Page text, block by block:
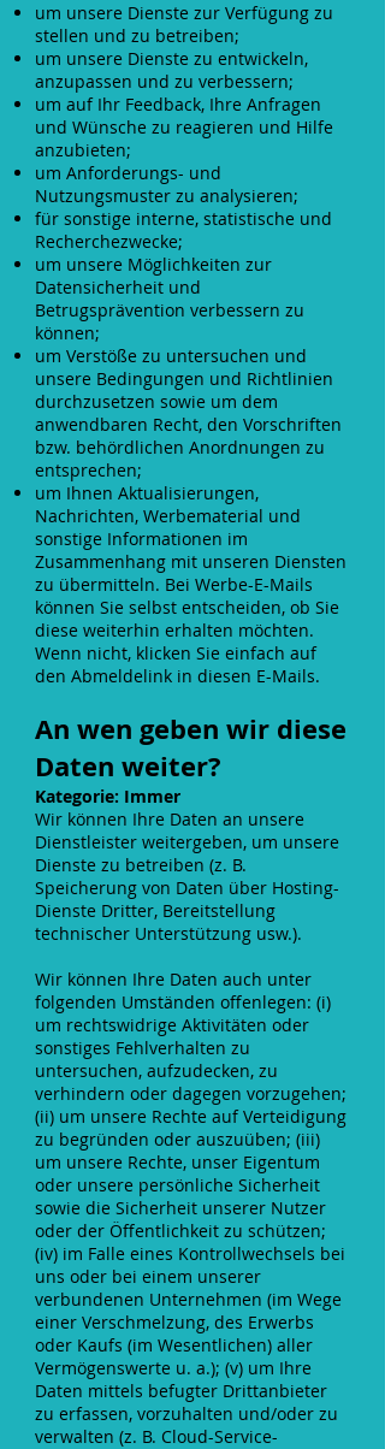
um unsere Dienste zur Verfügung zu
stellen und zu betreiben;
um unsere Dienste zu entwickeln,
anzupassen und zu verbessern;
um auf Ihr Feedback, Ihre Anfragen
und Wünsche zu reagieren und Hilfe
anzubieten;
um Anforderungs- und
Nutzungsmuster zu analysieren;
für sonstige interne, statistische und
Recherchezwecke;
um unsere Möglichkeiten zur
Datensicherheit und
Betrugsprävention verbessern zu
können;
um Verstöße zu untersuchen und
unsere Bedingungen und Richtlinien
durchzusetzen sowie um dem
anwendbaren Recht, den Vorschriften
bzw. behördlichen Anordnungen zu
entsprechen;
um Ihnen Aktualisierungen,
Nachrichten, Werbematerial und
sonstige Informationen im
Zusammenhang mit unseren Diensten
zu übermitteln. Bei Werbe-E-Mails
können Sie selbst entscheiden, ob Sie
diese weiterhin erhalten möchten.
Wenn nicht, klicken Sie einfach auf
den Abmeldelink in diesen E-Mails.
An wen geben wir diese
Daten weiter?
Kategorie: Immer
Wir können Ihre Daten an unsere
Dienstleister weitergeben, um unsere
Dienste zu betreiben (z. B.
Speicherung von Daten über Hosting-
Dienste Dritter, Bereitstellung
technischer Unterstützung usw.).
Wir können Ihre Daten auch unter
folgenden Umständen offenlegen: (i)
um rechtswidrige Aktivitäten oder
sonstiges Fehlverhalten zu
untersuchen, aufzudecken, zu
verhindern oder dagegen vorzugehen;
(ii) um unsere Rechte auf Verteidigung
zu begründen oder auszuüben; (iii)
um unsere Rechte, unser Eigentum
oder unsere persönliche Sicherheit
sowie die Sicherheit unserer Nutzer
oder der Öffentlichkeit zu schützen;
(iv) im Falle eines Kontrollwechsels bei
uns oder bei einem unserer
verbundenen Unternehmen (im Wege
einer Verschmelzung, des Erwerbs
oder Kaufs (im Wesentlichen) aller
Vermögenswerte u. a.); (v) um Ihre
Daten mittels befugter Drittanbieter
zu erfassen, vorzuhalten und/oder zu
verwalten (z. B. Cloud-Service-